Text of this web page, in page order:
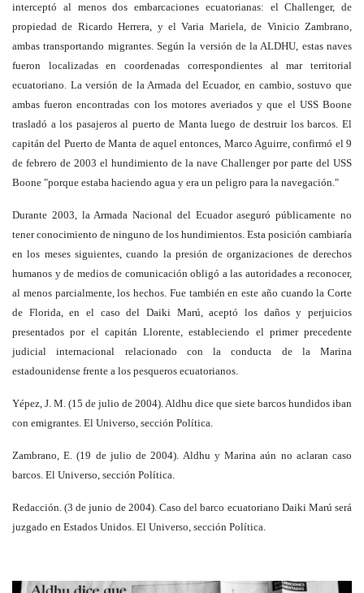
interceptó al menos dos embarcaciones ecuatorianas: el Challenger, de
propiedad de Ricardo Herrera, y el Varia Mariela, de Vinicio Zambrano,
ambas transportando migrantes. Según la versión de la ALDHU, estas naves
fueron localizadas en coordenadas correspondientes al mar territorial
ecuatoriano. La versión de la Armada del Ecuador, en cambio, sostuvo que
ambas fueron encontradas con los motores averiados y que el USS Boone
trasladó a los pasajeros al puerto de Manta luego de destruir los barcos. El
capitán del Puerto de Manta de aquel entonces, Marco Aguirre, confirmó el 9
de febrero de 2003 el hundimiento de la nave Challenger por parte del USS
Boone "porque estaba haciendo agua y era un peligro para la navegación."
Durante 2003, la Armada Nacional del Ecuador aseguró públicamente no
tener conocimiento de ninguno de los hundimientos. Esta posición cambiaría
en los meses siguientes, cuando la presión de organizaciones de derechos
humanos y de medios de comunicación obligó a las autoridades a reconocer,
al menos parcialmente, los hechos. Fue también en este año cuando la Corte
de Florida, en el caso del Daiki Marú, aceptó los daños y perjuicios
presentados por el capitán Llorente, estableciendo el primer precedente
judicial internacional relacionado con la conducta de la Marina
estadounidense frente a los pesqueros ecuatorianos.
Yépez, J. M. (15 de julio de 2004). Aldhu dice que siete barcos hundidos iban
con emigrantes. El Universo, sección Política.
Zambrano, E. (19 de julio de 2004). Aldhu y Marina aún no aclaran caso
barcos. El Universo, sección Política.
Redacción. (3 de junio de 2004). Caso del barco ecuatoriano Daiki Marú será
juzgado en Estados Unidos. El Universo, sección Política.